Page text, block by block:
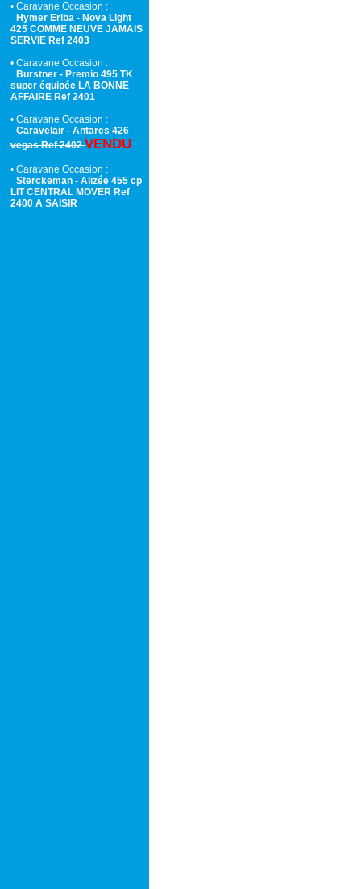
• Caravane Occasion :
Hymer Eriba - Nova Light
425 COMME NEUVE JAMAIS
SERVIE Ref 2403
• Caravane Occasion :
Burstner - Premio 495 TK
super équipée LA BONNE
AFFAIRE Ref 2401
• Caravane Occasion :
Caravelair - Antares 426
vegas Ref 2402VENDU
• Caravane Occasion :
Sterckeman - Alizée 455 cp
LIT CENTRAL MOVER Ref
2400 A SAISIR